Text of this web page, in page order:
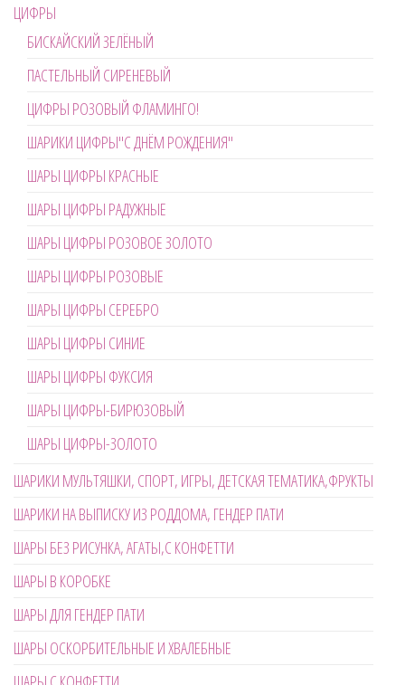
ЦИФРЫ
БИСКАЙСКИЙ ЗЕЛЁНЫЙ
ПАСТЕЛЬНЫЙ СИРЕНЕВЫЙ
ЦИФРЫ РОЗОВЫЙ ФЛАМИНГО!
ШАРИКИ ЦИФРЫ"С ДНЁМ РОЖДЕНИЯ"
ШАРЫ ЦИФРЫ КРАСНЫЕ
ШАРЫ ЦИФРЫ РАДУЖНЫЕ
ШАРЫ ЦИФРЫ РОЗОВОЕ ЗОЛОТО
ШАРЫ ЦИФРЫ РОЗОВЫЕ
ШАРЫ ЦИФРЫ СЕРЕБРО
ШАРЫ ЦИФРЫ СИНИЕ
ШАРЫ ЦИФРЫ ФУКСИЯ
ШАРЫ ЦИФРЫ-БИРЮЗОВЫЙ
ШАРЫ ЦИФРЫ-ЗОЛОТО
ШАРИКИ МУЛЬТЯШКИ, СПОРТ, ИГРЫ, ДЕТСКАЯ ТЕМАТИКА,ФРУКТЫ
ШАРИКИ НА ВЫПИСКУ ИЗ РОДДОМА, ГЕНДЕР ПАТИ
ШАРЫ БЕЗ РИСУНКА, АГАТЫ,С КОНФЕТТИ
ШАРЫ В КОРОБКЕ
ШАРЫ ДЛЯ ГЕНДЕР ПАТИ
ШАРЫ ОСКОРБИТЕЛЬНЫЕ И ХВАЛЕБНЫЕ